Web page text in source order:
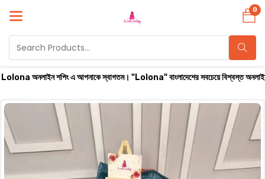
শপিং এ আপনাকে স্বাগতম। "Lolona" বাংলাদেশের সবচেয়ে বিশ্বস্ত অনলাইন শপ। সারা
0